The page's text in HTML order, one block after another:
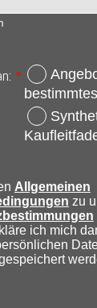
*
Allgemeinen
zu
ich mich